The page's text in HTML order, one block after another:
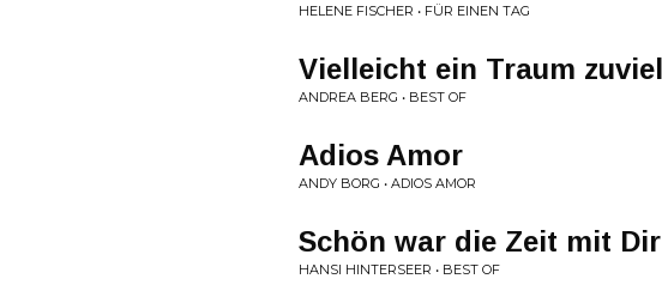
HELENE FISCHER • FÜR EINEN TAG
Vielleicht ein Traum zuviel
ANDREA BERG • BEST OF
Adios Amor
ANDY BORG • ADIOS AMOR
Schön war die Zeit mit Dir
HANSI HINTERSEER • BEST OF